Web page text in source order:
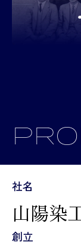
社名
山陽染
創立